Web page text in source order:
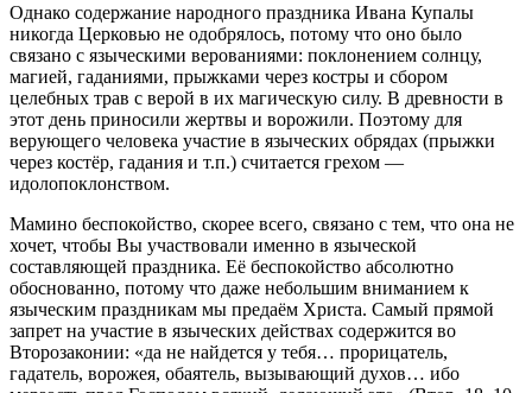
Однако содержание народного праздника Ивана Купалы
никогда Церковью не одобрялось, потому что оно было
связано с языческими верованиями: поклонением солнцу,
магией, гаданиями, прыжками через костры и сбором
целебных трав с верой в их магическую силу. В древности в
этот день приносили жертвы и ворожили. Поэтому для
верующего человека участие в языческих обрядах (прыжки
через костёр, гадания и т.п.) считается грехом —
идолопоклонством.
Мамино беспокойство, скорее всего, связано с тем, что она не
хочет, чтобы Вы участвовали именно в языческой
составляющей праздника. Её беспокойство абсолютно
обоснованно, потому что даже небольшим вниманием к
языческим праздникам мы предаём Христа. Самый прямой
запрет на участие в языческих действах содержится во
Второзаконии: «да не найдется у тебя… прорицатель,
гадатель, ворожея, обаятель, вызывающий духов… ибо